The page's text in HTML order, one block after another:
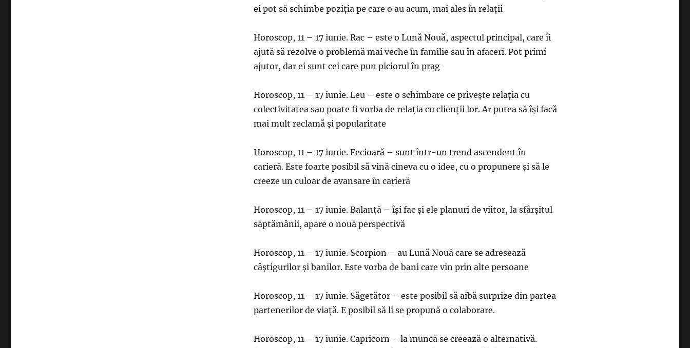
ei pot să schimbe poziția pe care o au acum, mai ales în relații
Horoscop, 11 – 17 iunie. Rac – este o Lună Nouă, aspectul principal, care îi
ajută să rezolve o problemă mai veche în familie sau în afaceri. Pot primi
ajutor, dar ei sunt cei care pun piciorul în prag
Horoscop, 11 – 17 iunie. Leu – este o schimbare ce privește relația cu
colectivitatea sau poate fi vorba de relația cu clienții lor. Ar putea să își facă
mai mult reclamă și popularitate
Horoscop, 11 – 17 iunie. Fecioară – sunt într-un trend ascendent în
carieră. Este foarte posibil să vină cineva cu o idee, cu o propunere și să le
creeze un culoar de avansare în carieră
Horoscop, 11 – 17 iunie. Balanță – își fac și ele planuri de viitor, la sfârșitul
săptămânii, apare o nouă perspectivă
Horoscop, 11 – 17 iunie. Scorpion – au Lună Nouă care se adresează
câștigurilor și banilor. Este vorba de bani care vin prin alte persoane
Horoscop, 11 – 17 iunie. Săgetător – este posibil să aibă surprize din partea
partenerilor de viață. E posibil să li se propună o colaborare.
Horoscop, 11 – 17 iunie. Capricorn – la muncă se creează o alternativă.